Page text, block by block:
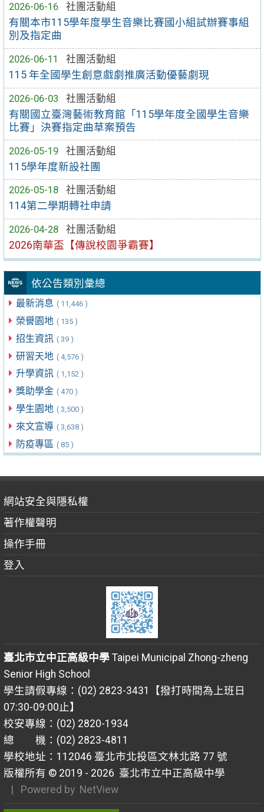
2026-06-16
社團活動組
有關本市115學年度學生音樂比賽國小組試辦賽事組
別及指定曲
2026-06-11
社團活動組
115 年全國學生創意戲劇推廣活動優藝劇現
2026-06-03
社團活動組
有關國立臺灣藝術教育館「115學年度全國學生音樂
比賽」決賽指定曲草案預告
2026-05-19
社團活動組
115學年度新設社團
2026-05-18
社團活動組
114第二學期轉社申請
2026-04-28
社團活動組
2026南華盃【傳說校園爭霸賽】
依公告類別彙總
最新消息 ( 11,446 )
榮譽園地 ( 135 )
招生資訊 ( 39 )
研習天地 ( 4,576 )
升學資訊 ( 1,152 )
獎助學金 ( 470 )
學生園地 ( 3,500 )
來文宣導 ( 3,638 )
防疫專區 ( 85 )
網站安全與隱私權
著作權聲明
操作手冊
登入
臺北市立中正高級中學Taipei Municipal Zhong-zheng
Senior High School
學生請假專線：(02) 2823-3431【撥打時間為上班日
07:30-09:00止】
校安專線：(02) 2820-1934
總 機：(02) 2823-4811
學校地址：112046 臺北市北投區文林北路 77 號
版權所有 © 2019 - 2026 臺北市立中正高級中學
| Powered by NetView